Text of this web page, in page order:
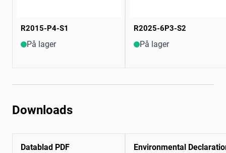
R2015-P4-S1
På lager
R2025-6P3-S2
På lager
Downloads
Datablad PDF
Environmental